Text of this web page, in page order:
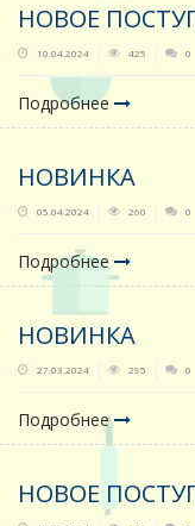
НОВОЕ
10.04.2024 425 0
Подробнее
НОВИНКА
05.04.2024 260 0
Подробнее
НОВИНКА
27.03.2024 295 0
Подробнее
НОВОЕ